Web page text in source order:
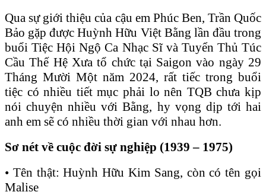
Qua sự giới thiệu của cậu em Phúc Ben, Trần Quốc
Bảo gặp được Huỳnh Hữu Việt Bằng lần đầu trong
buổi Tiệc Hội Ngộ Ca Nhạc Sĩ và Tuyển Thủ Túc
Cầu Thế Hệ Xưa tổ chức tại Saigon vào ngày 29
Tháng Mười Một năm 2024, rất tiếc trong buổi
tiệc có nhiều tiết mục phải lo nên TQB chưa kịp
nói chuyện nhiều với Bằng, hy vọng dịp tới hai
anh em sẽ có nhiều thời gian với nhau hơn.
Sơ nét về cuộc đời sự nghiệp (1939 – 1975)
• Tên thật: Huỳnh Hữu Kim Sang, còn có tên gọi
Malise